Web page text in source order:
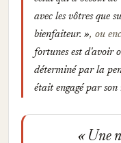
avec les vôtres que
bienfaiteur.
, ou
fortunes est d'avoir
déterminé par la
était engagé par
Une